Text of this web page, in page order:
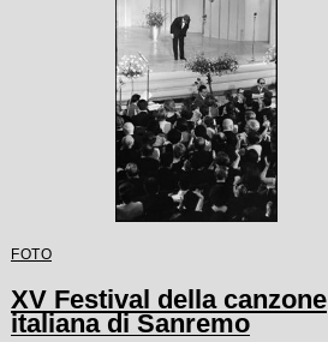
FOTO
XV Festival della canzone
italiana di Sanremo